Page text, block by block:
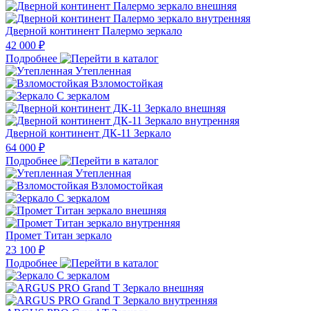
Дверной континент Палермо зеркало
42 000 ₽
Подробнее
Утепленная
Взломостойкая
С зеркалом
Дверной континент ДК-11 Зеркало
64 000 ₽
Подробнее
Утепленная
Взломостойкая
С зеркалом
Промет Титан зеркало
23 100 ₽
Подробнее
С зеркалом